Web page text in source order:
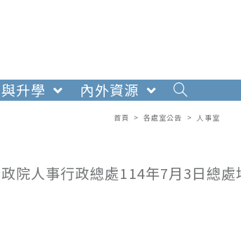
升學
內外資源
首頁 > 各處室公告 > 人事室
院人事行政總處114年7月3日總處